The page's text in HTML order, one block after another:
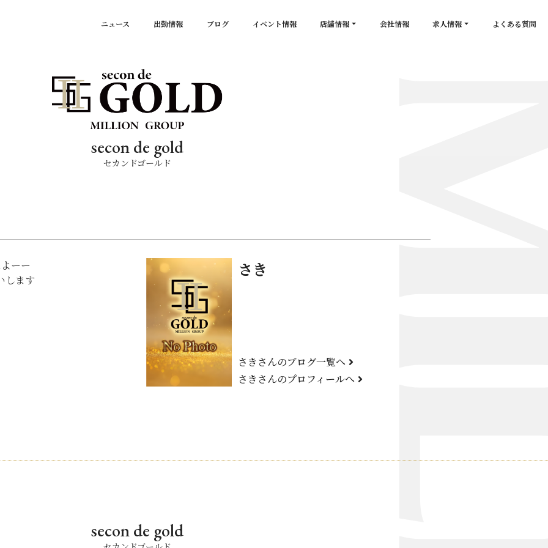
ニュース 出勤情報 ブログ イベント情報 店舗情報
KARMA
SPORTS&DINING SUN(宮古島）
会社情報 求人情報 よくある質問
secon de gold
セカンドゴールド
ーー
します
さき
さきさんのブログ一覧へ
さきさんのプロフィールへ
secon de gold